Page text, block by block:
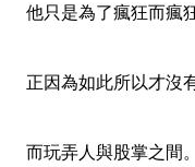
他只是為了瘋狂而瘋
正因為如此所以才沒
而玩弄人與股掌之間。